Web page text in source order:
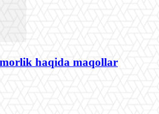
haqida maqollar